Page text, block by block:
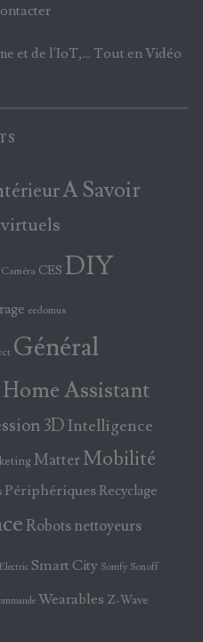
et de l'IoT,... Tout en Vidéo
A Savoir
Caméra CES DIY
eedomus
Général
Home Assistant
3DIntelligence
Matter Mobilité
PériphériquesRecyclage
Robots nettoyeurs
Smart City Somfy Sonoff
Wearables Z-Wave